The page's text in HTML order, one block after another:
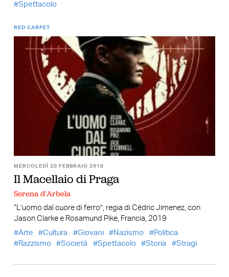
Spettacolo
RED CARPET
MERCOLEDÌ 20 FEBBRAIO 2019
Il Macellaio di Praga
Serena d'Arbela
“L’uomo dal cuore di ferro”, regia di Cédric Jimenez, con
Jason Clarke e Rosamund Pike, Francia, 2019
Arte
Cultura Giovani Nazismo
Politica
Razzismo
Società Spettacolo Storia Stragi